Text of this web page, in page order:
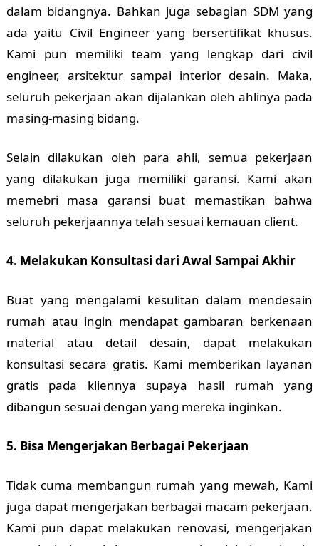
dalam bidangnya. Bahkan juga sebagian SDM yang
ada yaitu Civil Engineer yang bersertifikat khusus.
Kami pun memiliki team yang lengkap dari civil
engineer, arsitektur sampai interior desain. Maka,
seluruh pekerjaan akan dijalankan oleh ahlinya pada
masing-masing bidang.
Selain dilakukan oleh para ahli, semua pekerjaan
yang dilakukan juga memiliki garansi. Kami akan
memebri masa garansi buat memastikan bahwa
seluruh pekerjaannya telah sesuai kemauan client.
4. Melakukan Konsultasi dari Awal Sampai Akhir
Buat yang mengalami kesulitan dalam mendesain
rumah atau ingin mendapat gambaran berkenaan
material atau detail desain, dapat melakukan
konsultasi secara gratis. Kami memberikan layanan
gratis pada kliennya supaya hasil rumah yang
dibangun sesuai dengan yang mereka inginkan.
5. Bisa Mengerjakan Berbagai Pekerjaan
Tidak cuma membangun rumah yang mewah, Kami
juga dapat mengerjakan berbagai macam pekerjaan.
Kami pun dapat melakukan renovasi, mengerjakan